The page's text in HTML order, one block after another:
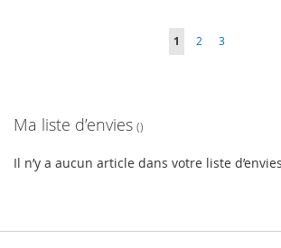
Vous
1 Page
2 Page
3
Ma liste d’envies
Il n’y a aucun article dans votre liste